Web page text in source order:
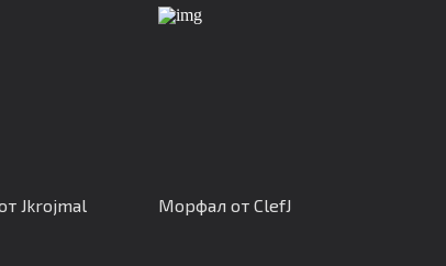
Jkrojmal Морфал от ClefJ